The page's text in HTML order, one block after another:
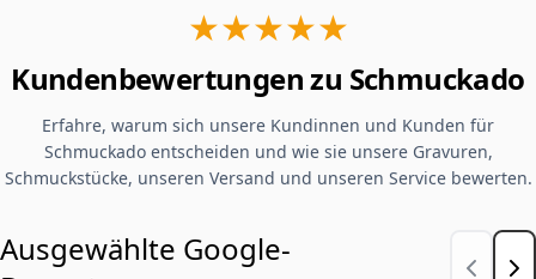
★★★★★
Kundenbewertungen zu Schmuckado
Erfahre, warum sich unsere Kundinnen und Kunden für
Schmuckado entscheiden und wie sie unsere Gravuren,
Schmuckstücke, unseren Versand und unseren Service bewerten.
Ausgewählte Google-